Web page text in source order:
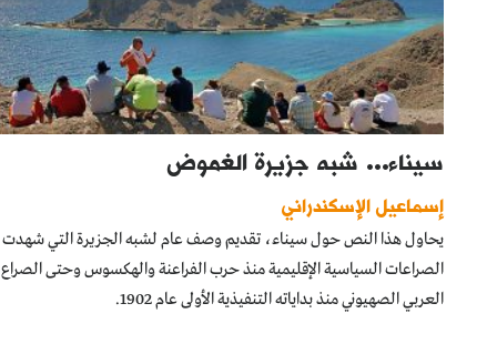
سيناء... شبه جزيرة الغموض
إسماعيل الإسكندراني
يحاول هذا النص حول سيناء، تقديم وصف عام لشبه الجزيرة التي شهدت
الصراعات السياسية الإقليمية منذ حرب الفراعنة والهكسوس وحتى الصراع
العربي الصهيوني منذ بداياته التنفيذية الأولى عام 1902.